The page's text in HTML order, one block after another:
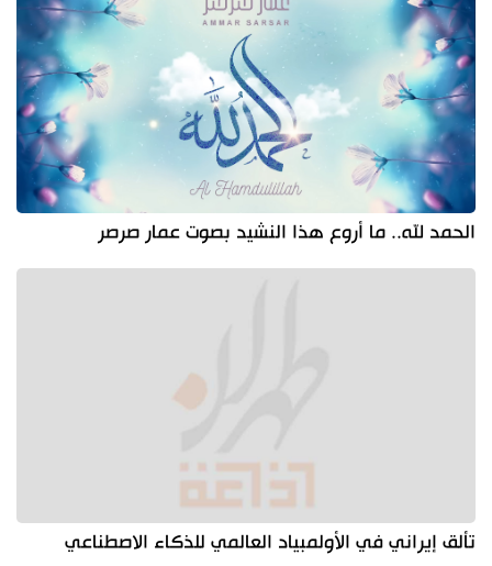
الحمد لله.. ما أروع هذا النشيد بصوت عمار صرصر
تألق إيراني في الأولمبياد العالمي للذكاء الاصطناعي